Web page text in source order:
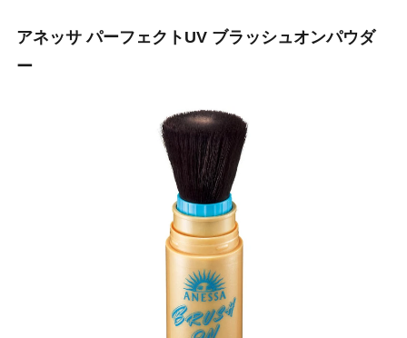
アネッサ パーフェクトUV ブラッシュオンパウダ
ー